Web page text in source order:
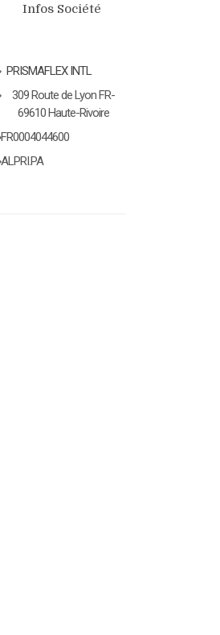
Infos Société
PRISMAFLEX INTL
309 Route de Lyon FR-
69610 Haute-Rivoire
FR0004044600
ALPRI.PA